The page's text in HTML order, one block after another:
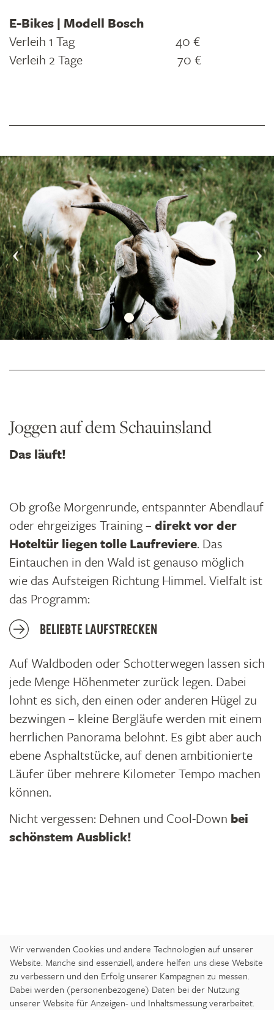
E-Bikes | Modell Bosch
Verleih 1 Tag 40 €
Verleih 2 Tage 70 €
Joggen auf dem Schauinsland
Das läuft!
Ob große Morgenrunde, entspannter Abendlauf
oder ehrgeiziges Training – direkt vor der
Hoteltür liegen tolle Laufreviere. Das
Eintauchen in den Wald ist genauso möglich
wie das Aufsteigen Richtung Himmel. Vielfalt ist
das Programm:
BELIEBTE LAUFSTRECKEN
Auf Waldboden oder Schotterwegen lassen sich
jede Menge Höhenmeter zurück legen. Dabei
lohnt es sich, den einen oder anderen Hügel zu
bezwingen – kleine Bergläufe werden mit einem
herrlichen Panorama belohnt. Es gibt aber auch
ebene Asphaltstücke, auf denen ambitionierte
Läufer über mehrere Kilometer Tempo machen
können.
Nicht vergessen: Dehnen und Cool-Down bei
schönstem Ausblick!
ANREISE IMPRESSUM
DATENSCHUTZ
Wir verwenden Cookies und andere Technologien auf unserer
Website. Manche sind essenziell, andere helfen uns diese Website
zu verbessern und den Erfolg unserer Kampagnen zu messen.
Dabei werden (personenbezogene) Daten bei der Nutzung
unserer Website für Anzeigen- und Inhaltsmessung verarbeitet.